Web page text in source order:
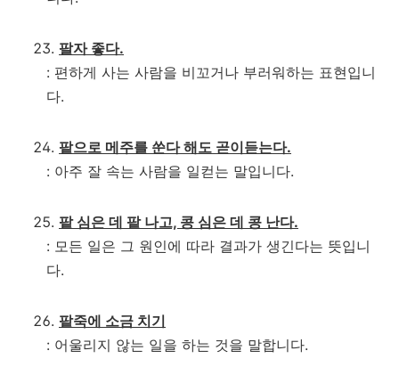
팔자 좋다.
: 편하게 사는 사람을 비꼬거나 부러워하는 표현입니
다.
팥으로 메주를 쑨다 해도 곧이듣는다.
: 아주 잘 속는 사람을 일컫는 말입니다.
팥 심은 데 팥 나고, 콩 심은 데 콩 난다.
: 모든 일은 그 원인에 따라 결과가 생긴다는 뜻입니
다.
팥죽에 소금 치기
: 어울리지 않는 일을 하는 것을 말합니다.